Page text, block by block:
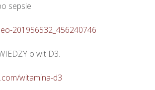
sepsie
201956532_456240746
o wit D3.
witamina-d3